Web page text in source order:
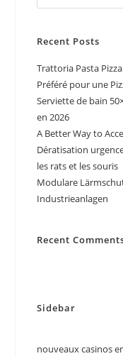
Recent Posts
Trattoria Pasta
Préféré pour une
Serviette de bain
en 2026
A Better Way to
Dératisation
les rats et les souris
Modulare
Industrieanlagen
Recent
Sidebar
nouveaux casinos